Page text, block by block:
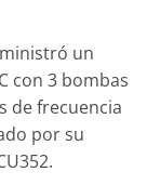
un
con 3 bombas
de frecuencia
por su